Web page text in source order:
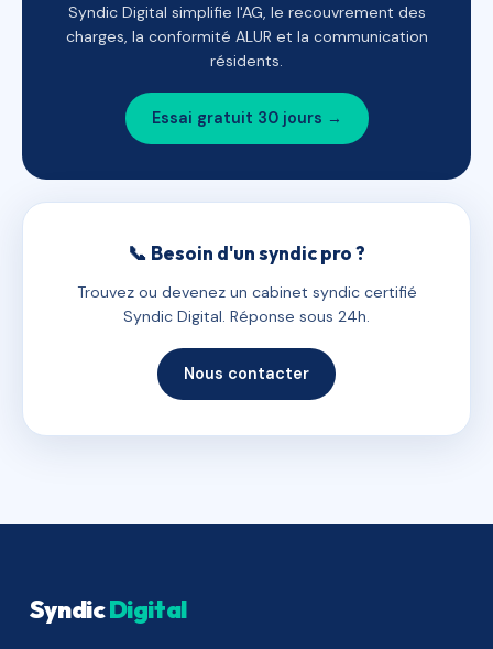
Syndic Digital simplifie l'AG, le recouvrement des
charges, la conformité ALUR et la communication
résidents.
Essai gratuit 30 jours →
📞 Besoin d'un syndic pro ?
Trouvez ou devenez un cabinet syndic certifié
Syndic Digital. Réponse sous 24h.
Nous contacter
SyndicDigital